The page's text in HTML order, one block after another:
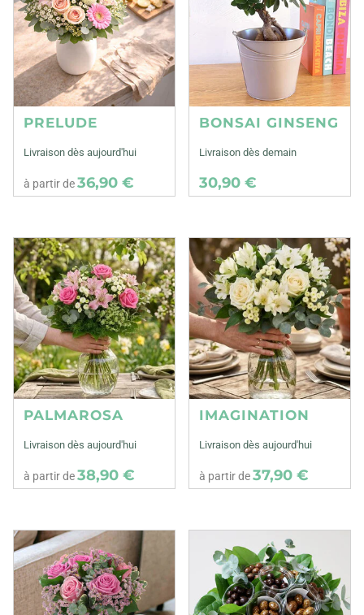
PRELUDE
Livraison dès aujourd'hui
à partir de36,90 €
BONSAI GINSENG
Livraison dès demain
30,90 €
PALMAROSA
Livraison dès aujourd'hui
à partir de38,90 €
IMAGINATION
Livraison dès aujourd'hui
à partir de37,90 €